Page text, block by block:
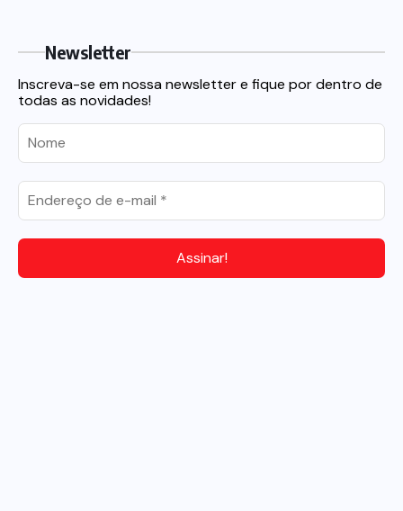
Newsletter
Inscreva-se em nossa newsletter e fique por dentro de
todas as novidades!